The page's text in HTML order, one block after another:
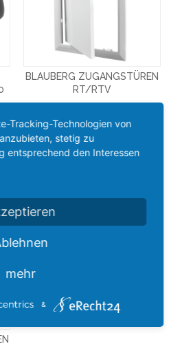
BLAUBERG ZUGANGSTÜREN
RT/RTV
4,87 €
DETAILS
NICHT AUF LAGER
Tracking-Technologien von
stetig zu
entsprechend den Interessen
mehr
&